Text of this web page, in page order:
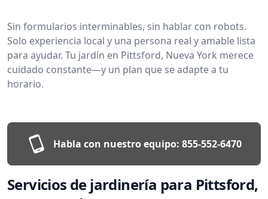
Sin formularios interminables, sin hablar con robots.
Solo experiencia local y una persona real y amable lista
para ayudar. Tu jardín en Pittsford, Nueva York merece
cuidado constante—y un plan que se adapte a tu
horario.
Habla con nuestro equipo: 855-552-6470
Servicios de jardinería para Pittsford,